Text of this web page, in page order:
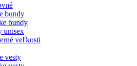
bundy
bundy
unisex
veľkosti
vesty